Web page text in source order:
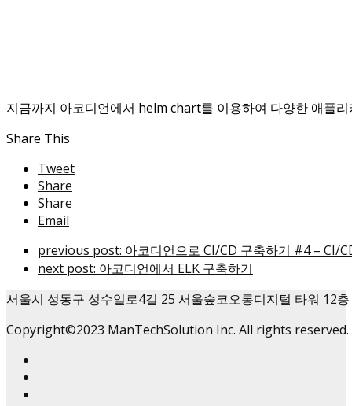
지금까지 아코디언에서 helm chart를 이용하여 다양한 애플
Share This
Tweet
Share
Share
Email
previous post: 아코디언으로 CI/CD 구축하기 #4 – CI/
next post: 아코디언에서 ELK 구축하기
서울시 성동구 성수일로4길 25 서울숲코오롱디지털 타워 12층
Copyright©2023 ManTechSolution Inc. All rights reserved.